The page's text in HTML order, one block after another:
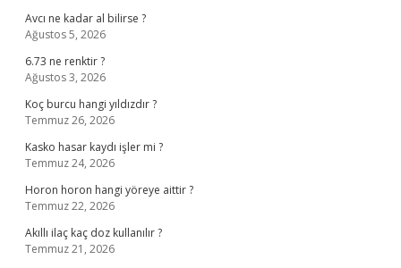
Avcı ne kadar al bilirse ?
Ağustos 5, 2026
6.73 ne renktir ?
Ağustos 3, 2026
Koç burcu hangi yıldızdır ?
Temmuz 26, 2026
Kasko hasar kaydı işler mi ?
Temmuz 24, 2026
Horon horon hangi yöreye aittir ?
Temmuz 22, 2026
Akıllı ilaç kaç doz kullanılır ?
Temmuz 21, 2026